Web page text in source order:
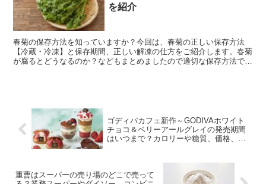
を紹介
春菊の保存方法を知っていますか？今回は、春菊の正しい保存方法
【冷蔵・冷凍】と保存期間、正しい解凍の仕方をご紹介します。春菊
が腐るとどうなるのか？などもまとめましたので適切な保存方法で美
ゴディバカフェ新作～GODIVAホワイト
チョコ＆ベリーアールグレイの発売期間
はいつまで？カロリーや糖質、価格、売
重曹はスーパーの売り場のどこで売って